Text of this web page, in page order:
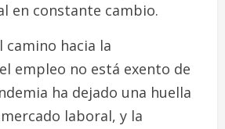
en constante cambio.
camino hacia la
empleo no está exento de
ha dejado una huella
laboral, y la